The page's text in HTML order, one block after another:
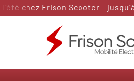
Passerchez Frison Scooter –